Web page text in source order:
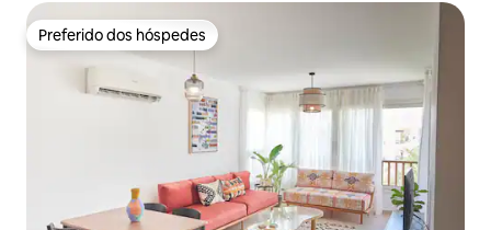
Preferido dos hóspedes
Preferido dos hóspedes